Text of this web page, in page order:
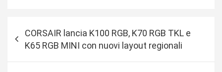
CORSAIR lancia K100 RGB, K70 RGB TKL e
K65 RGB MINI con nuovi layout regionali